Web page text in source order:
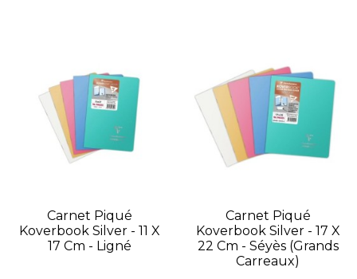
Carnet Piqué
Koverbook Silver - 11 X
17 Cm - Ligné
Carnet Piqué
Koverbook Silver - 17 X
22 Cm - Séyès (grands
Carreaux)